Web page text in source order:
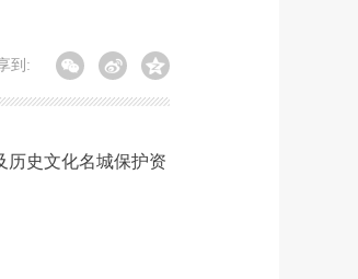
到:
史文化名城保护资